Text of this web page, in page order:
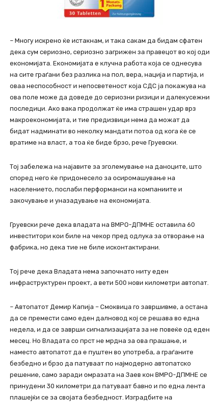
– Многу искрено ќе истакнам, и така сакам да бидам сфатен
дека сум сериозно, сериозно загрижен за правецот во кој оди
економијата. Економијата е клучна работа која се однесува
на сите граѓани без разлика на пол, вера, нација и партија, и
оваа неспособност и непосветеност која СДС ја покажува на
ова поле може да доведе до сериозни ризици и далекусежни
последици. Ако вака продолжат ќе има страшен удар врз
макроекономијата, и тие предизвици нема да можат да
бидат надминати во неколку мандати потоа од кога ќе се
вратиме на власт, а тоа ќе биде брзо, рече Груевски.
Тој забележа на најавите за зголемување на даноците, што
според него ќе придонесело за осиромашување на
населението, послаби перформанси на компаниите и
закочување и уназадување на економијата.
Груевски рече дека владата на ВМРО-ДПМНЕ оставила 60
инвеститори кои биле на чекор пред одлука за отворање на
фабрика, но дека тие не биле исконтактирани.
Тој рече дека Владата нема започнато ниту еден
инфраструктурен проект, а вети 500 нови километри автопат.
– Автопатот Демир Капија – Смоквица го завршивме, а остана
да се премести само еден далновод кој се решава во една
недела, и да се заврши сигнализацијата за не повеќе од еден
месец. Но Владата со прст не мрдна за ова прашање, и
наместо автопатот да е пуштен во употреба, а граѓаните
безбедно и брзо да патуваат по најмодерно автопатско
решение, само заради омразата на Заев кон ВМРО-ДПМНЕ се
принудени 30 километри да патуваат бавно и по една лента
плашејќи се за својата безбедност. Изградбите на